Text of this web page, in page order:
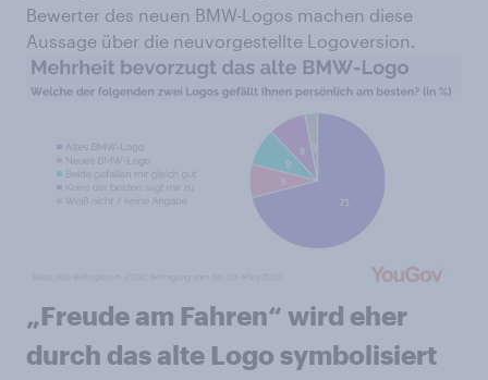
Bewerter des neuen BMW-Logos machen diese
Aussage über die neuvorgestellte Logoversion.
„Freude am Fahren“ wird eher
durch das alte Logo symbolisiert